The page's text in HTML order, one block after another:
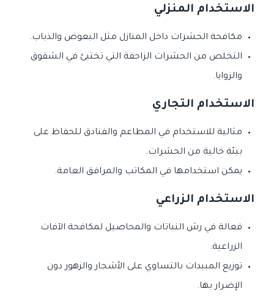
الاستخدام المنزلي
مكافحة الحشرات داخل المنازل مثل البعوض والذباب.
التخلص من الحشرات الزاحفة التي تختبئ في الشقوق
والزوايا.
الاستخدام التجاري
مثالية للاستخدام في المطاعم والفنادق للحفاظ على
بيئة خالية من الحشرات.
يمكن استخدامها في المكاتب والمرافق العامة.
الاستخدام الزراعي
فعالة في رش النباتات والمحاصيل لمكافحة الآفات
الزراعية.
توزيع المبيدات بالتساوي على الأشجار والزهور دون
الإضرار بها.